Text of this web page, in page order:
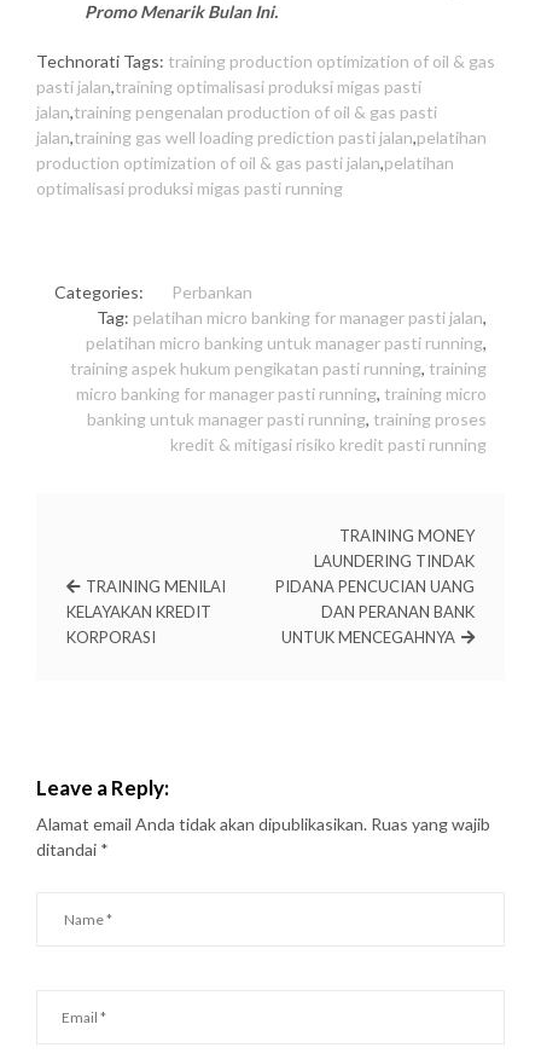
Promo Menarik Bulan Ini.
Technorati Tags: training production optimization of oil & gas
pasti jalan,training optimalisasi produksi migas pasti
jalan,training pengenalan production of oil & gas pasti
jalan,training gas well loading prediction pasti jalan,pelatihan
production optimization of oil & gas pasti jalan,pelatihan
optimalisasi produksi migas pasti running
Categories:
Perbankan
Tag: pelatihan micro banking for manager pasti jalan,
pelatihan micro banking untuk manager pasti running,
training aspek hukum pengikatan pasti running, training
micro banking for manager pasti running, training micro
banking untuk manager pasti running, training proses
kredit & mitigasi risiko kredit pasti running
TRAINING MENILAI
KELAYAKAN KREDIT
KORPORASI
TRAINING MONEY
LAUNDERING TINDAK
PIDANA PENCUCIAN UANG
DAN PERANAN BANK
UNTUK MENCEGAHNYA
Leave a Reply:
Alamat email Anda tidak akan dipublikasikan. Ruas yang wajib
ditandai *